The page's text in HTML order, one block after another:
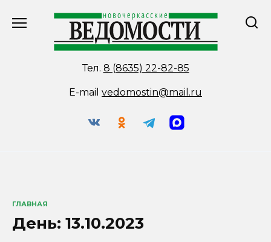
Тел. 8 (8635) 22-82-85
E-mail vedomostin@mail.ru
ГЛАВНАЯ
День: 13.10.2023